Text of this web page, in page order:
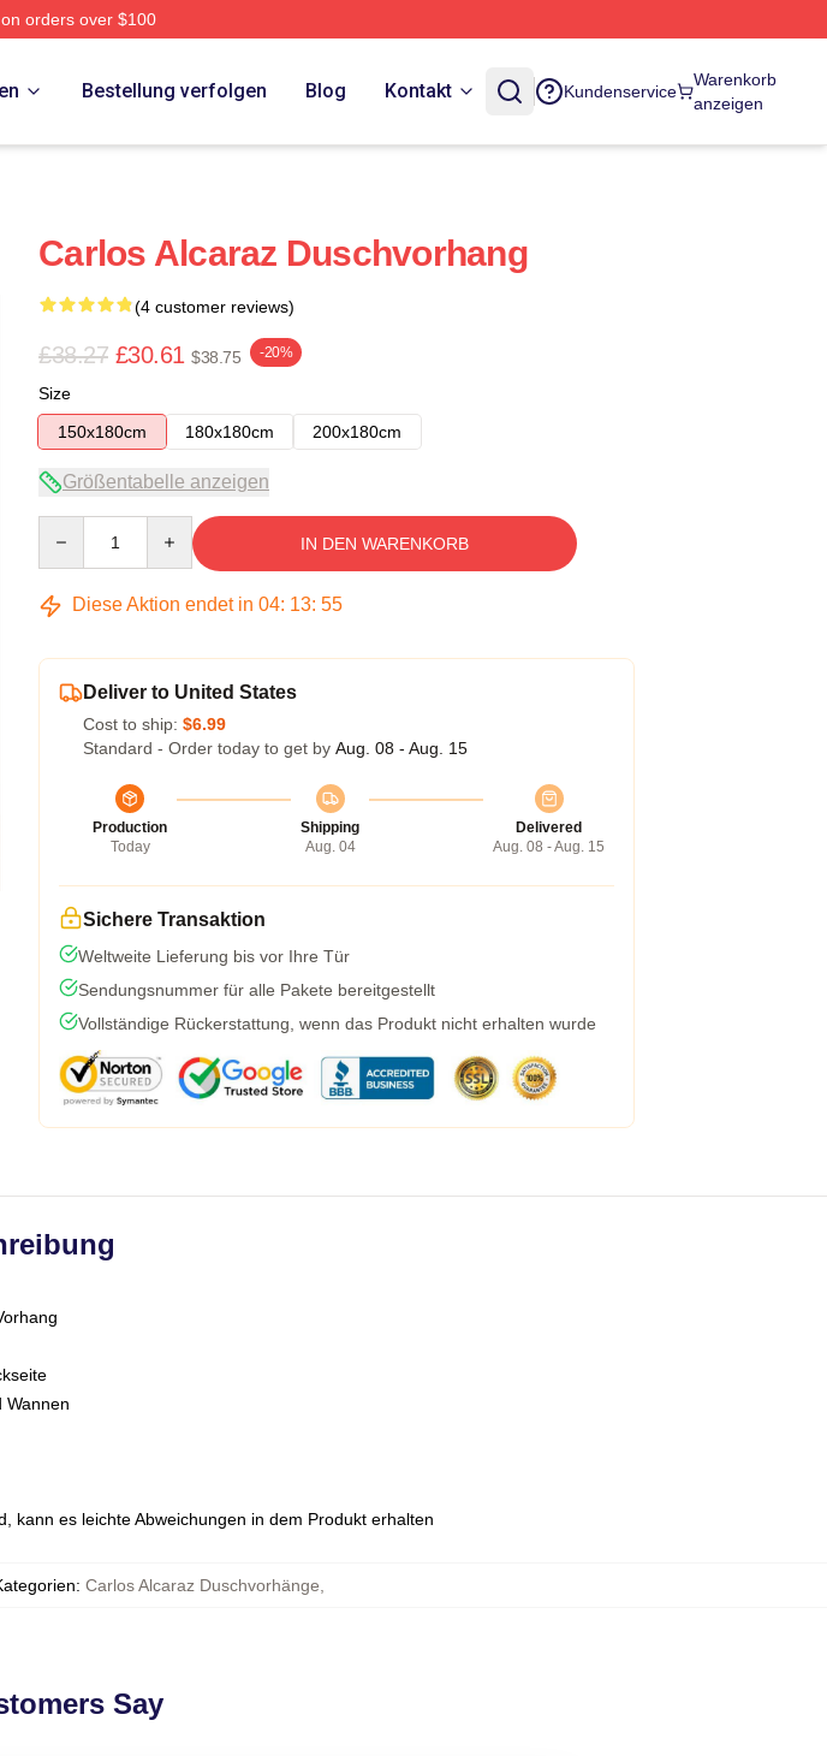
orders over $100
Bestellung verfolgen Blog Kontakt Kundenservice
Warenkorb
anzeigen
Carlos Alcaraz Duschvorhang
(4 customer reviews)
£38.27 £30.61 $38.75 -20%
Size
150x180cm
180x180cm 200x180cm
Größentabelle anzeigen
IN DEN WARENKORB
Diese Aktion endet in 04: 13: 54
Deliver to United States
Cost to ship: $6.99
Standard - Order today to get by Aug. 08 - Aug. 15
Production
Today
Shipping
Aug. 04
Delivered
Aug. 08 - Aug. 15
Sichere Transaktion
Weltweite Lieferung bis vor Ihre Tür
Sendungsnummer für alle Pakete bereitgestellt
Vollständige Rückerstattung, wenn das Produkt nicht erhalten wurde
Wannen
kann es leichte Abweichungen in dem Produkt erhalten
: Carlos Alcaraz Duschvorhänge
Say